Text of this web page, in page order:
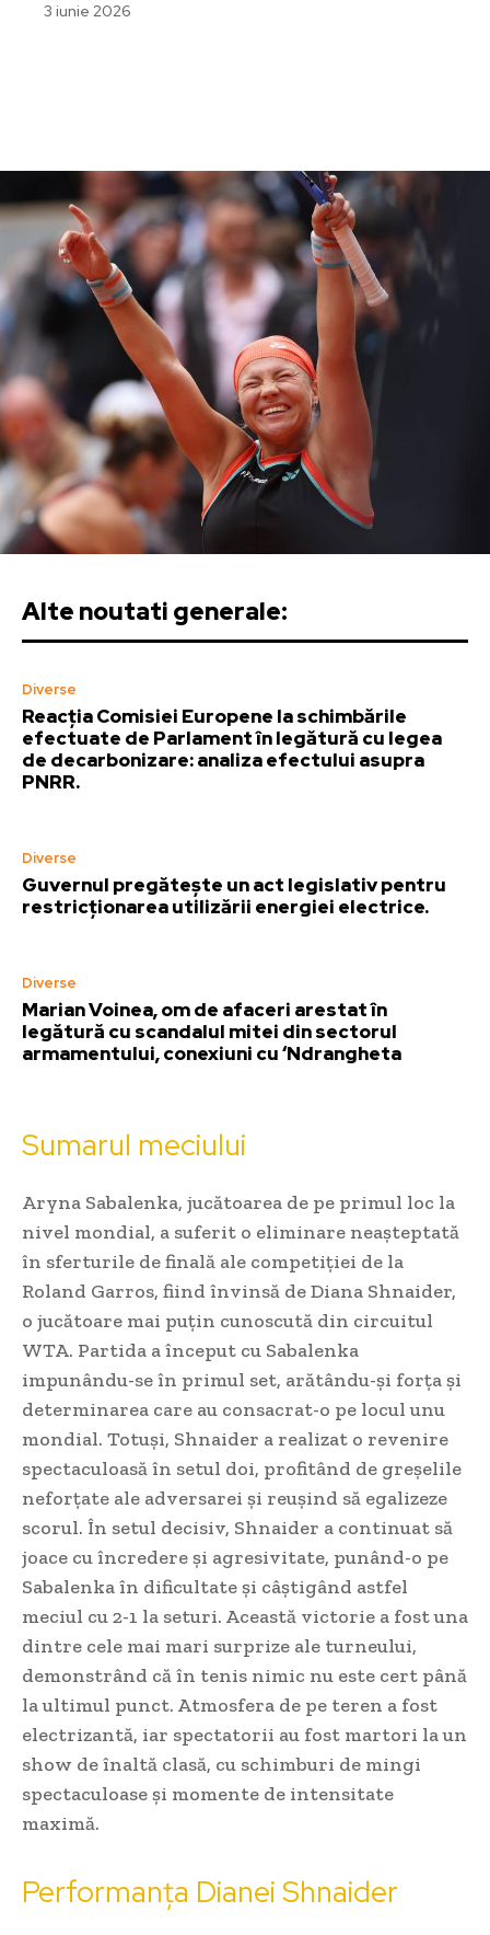
3 iunie 2026
Alte noutati generale:
Diverse
Reacția Comisiei Europene la schimbările
efectuate de Parlament în legătură cu legea
de decarbonizare: analiza efectului asupra
PNRR.
Diverse
Guvernul pregătește un act legislativ pentru
restricționarea utilizării energiei electrice.
Diverse
Marian Voinea, om de afaceri arestat în
legătură cu scandalul mitei din sectorul
armamentului, conexiuni cu ‘Ndrangheta
Sumarul meciului
Aryna Sabalenka, jucătoarea de pe primul loc la
nivel mondial, a suferit o eliminare neașteptată
în sferturile de finală ale competiției de la
Roland Garros, fiind învinsă de Diana Shnaider,
o jucătoare mai puțin cunoscută din circuitul
WTA. Partida a început cu Sabalenka
impunându-se în primul set, arătându-și forța și
determinarea care au consacrat-o pe locul unu
mondial. Totuși, Shnaider a realizat o revenire
spectaculoasă în setul doi, profitând de greșelile
neforțate ale adversarei și reușind să egalizeze
scorul. În setul decisiv, Shnaider a continuat să
joace cu încredere și agresivitate, punând-o pe
Sabalenka în dificultate și câștigând astfel
meciul cu 2-1 la seturi. Această victorie a fost una
dintre cele mai mari surprize ale turneului,
demonstrând că în tenis nimic nu este cert până
la ultimul punct. Atmosfera de pe teren a fost
electrizantă, iar spectatorii au fost martori la un
show de înaltă clasă, cu schimburi de mingi
spectaculoase și momente de intensitate
maximă.
Performanța Dianei Shnaider